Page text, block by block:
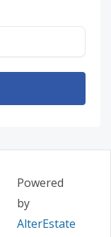
Powered
by
AlterEstate